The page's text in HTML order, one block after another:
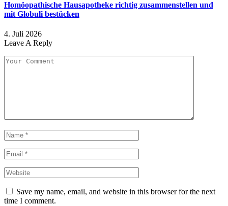
Homöopathische Hausapotheke richtig zusammenstellen und
mit Globuli bestücken
4. Juli 2026
Leave A Reply
Save my name, email, and website in this browser for the next
time I comment.